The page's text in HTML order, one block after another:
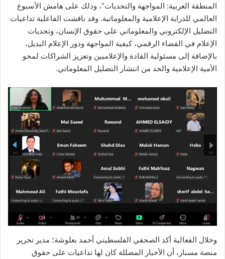
المنطقة العربية: المواجهة والتحديات”، وذلك على هامش الأسبوع
العالمي للدراية الإعلامية والمعلوماتية. وقد ناقشت الفاعلية تداعيات
التضليل الإلكتروني والمعلوماتي على حقوق الإنسان، وتحديات
الإعلام في الفضاء الرقمي، كيفية المواجهة ودور الإعلام البديل،
بالإضافة إلى مسئولية القادة والإعلاميين وتعزيز الشراكات لمحو
الأمية الإعلامية والحد من انتشار التضليل المعلوماتي.
وخلال الفعالية أكد الصحفي الفلسطيني أحمد بعلوشة؛ مدير تحرير
منصة مسبار، أن الأخبار المضللة كان لها تداعيات على حقوق